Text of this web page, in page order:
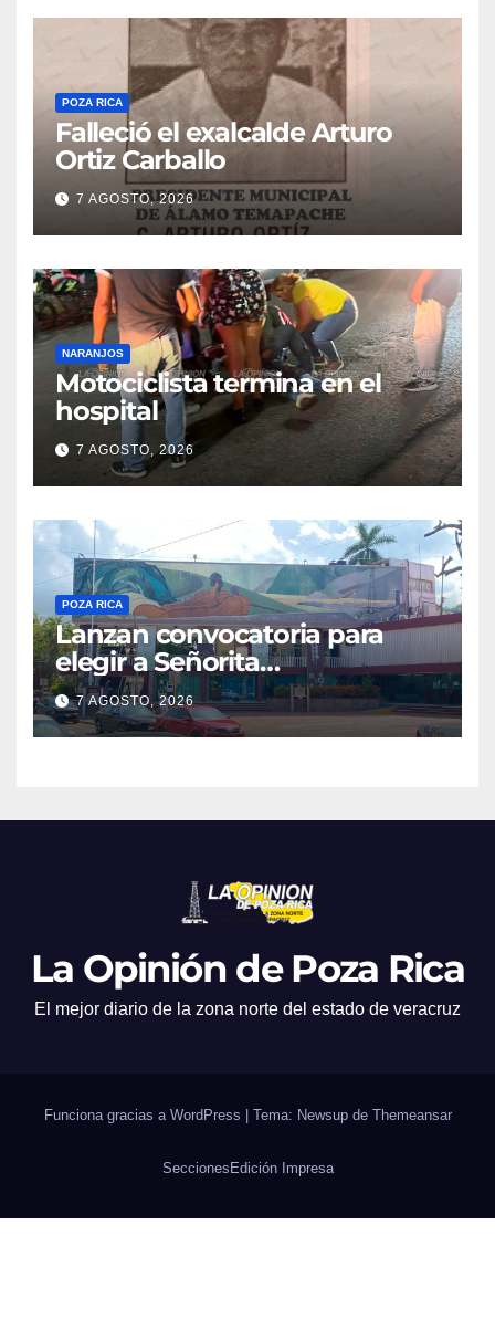
POZA RICA
Falleció el exalcalde Arturo
Ortiz Carballo
7 AGOSTO, 2026
NARANJOS
Motociclista termina en el
hospital
7 AGOSTO, 2026
POZA RICA
Lanzan convocatoria para
elegir a Señorita
Independencia, Patria y
Libertad 2026
7 AGOSTO, 2026
La Opinión de Poza Rica
El mejor diario de la zona norte del estado de veracruz
Funciona gracias a WordPress Tema: Newsup de Themeansar
Secciones Edición Impresa